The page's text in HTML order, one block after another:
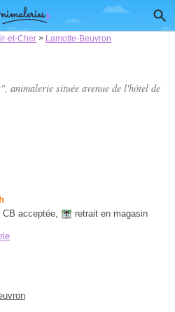
et-Cher > Lamotte-Beuvron
animalerie située avenue de l'hôtel de
CB acceptée, retrait en magasin